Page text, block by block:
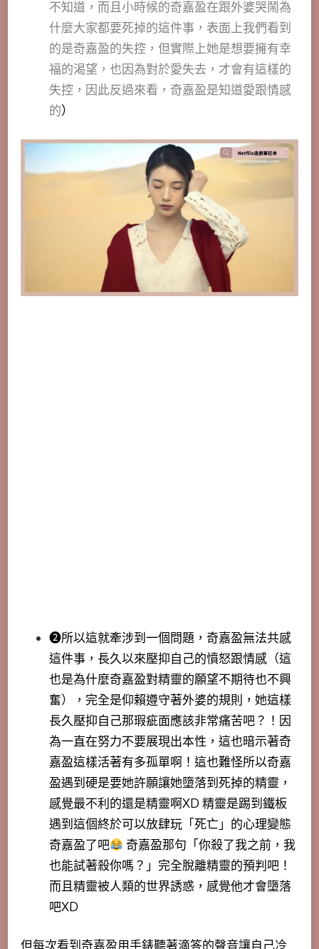
不知道，而且小時候的奇嘉盈在跟外婆哭鬧為
什麼大家都要死掉的這件事，表面上我們看到
的是奇嘉盈的失控，但實際上她是想要擁有幸
福的渴望，也因為對於愛失去，才會有這樣的
失控，因此反過來看，奇嘉盈是知道愛跟情感
的）
➋所以這就牽涉到一個問題，奇嘉盈無法共感
這件事，長久以來壓抑自己的憤怒跟情感（這
也是為什麼奇嘉盈對精靈的願望不期待也不興
奮），完全是仰賴遵守著外婆的規則， 她這樣
長久壓抑自己那瑕疵面應該非常痛苦吧？！因
為一直在努力不要展現出本性，這也暗示著奇
嘉盈這樣活著有多孤單啊 ！這也難怪所以奇嘉
盈遇到硬是要她許願讓她墮落到死掉的精靈，
感覺最不利的還是精靈啊XD 精靈是踢到鐵板
遇到這個終於可以放肆玩「死亡」的心理變態
奇嘉盈了吧
奇嘉盈那句「你殺了我之前，我
也能試著殺你嗎？」完全脫離精靈的預判吧！
而且精靈被人類的世界誘惑，感覺他才會墮落
吧XD